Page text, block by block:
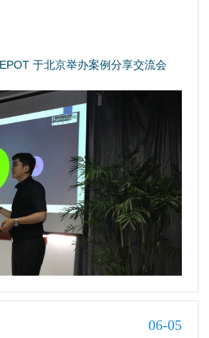
于北京举办案例分享交流会
06-05